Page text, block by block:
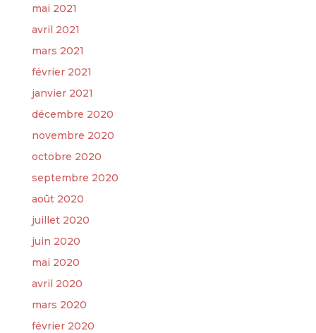
mai 2021
avril 2021
mars 2021
février 2021
janvier 2021
décembre 2020
novembre 2020
octobre 2020
septembre 2020
août 2020
juillet 2020
juin 2020
mai 2020
avril 2020
mars 2020
février 2020